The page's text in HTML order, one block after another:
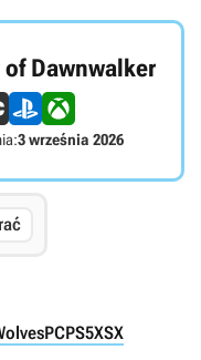
Dawnwalker
3 września 2026
PCPS5XSX